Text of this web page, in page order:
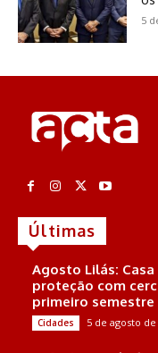
5
Últimas
Agosto Lilás:
proteção com
primeiro semestre
Cidades 5 de agosto de